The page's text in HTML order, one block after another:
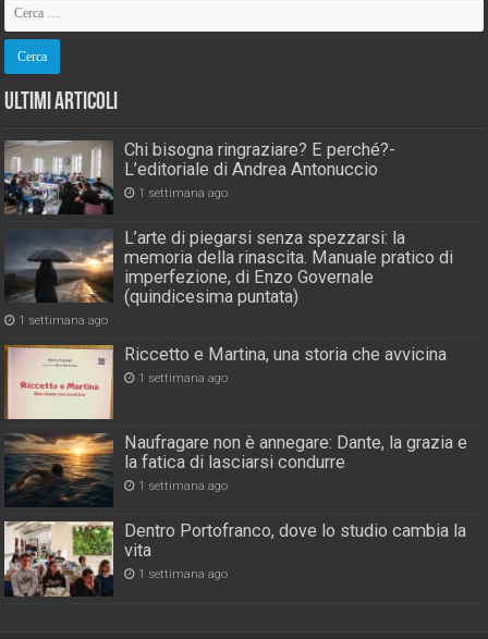
Ultimi Articoli
Chi bisogna ringraziare? E perché?-
L’editoriale di Andrea Antonuccio
1 settimana ago
L’arte di piegarsi senza spezzarsi: la
memoria della rinascita. Manuale pratico di
imperfezione, di Enzo Governale
(quindicesima puntata)
1 settimana ago
Riccetto e Martina, una storia che avvicina
1 settimana ago
Naufragare non è annegare: Dante, la grazia e
la fatica di lasciarsi condurre
1 settimana ago
Dentro Portofranco, dove lo studio cambia la
vita
1 settimana ago